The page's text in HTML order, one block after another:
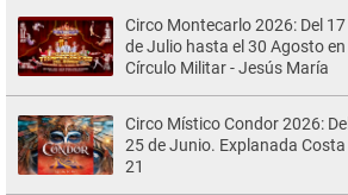
Circo Montecarlo 2026: Del 17
de Julio hasta el 30 Agosto en
Círculo Militar - Jesús María
Circo Místico Condor 2026: Del
25 de Junio. Explanada Costa
21